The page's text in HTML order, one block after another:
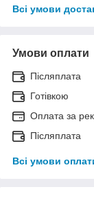
Всі умови
Умови оплати
Післяплата
Готівкою
Оплата за
Післяплата
Всі умови